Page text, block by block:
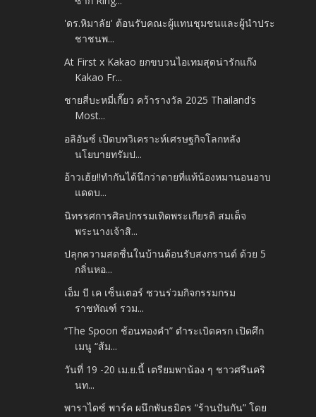
'ดร.หิมาลัย' ต้อนรับคณะผู้แทนชุมชนและผู้นำประ
ชาชนพ...
At First x Kakao ยกขบวนไอเทมสุดน่ารักแก๊ง
Kakao Fr...
ชายสี่บะหมี่เกี๊ยว คว้ารางวัล 2025 Thailand’s
Most...
อลิอันซ์ เปิดบทวิเคราะห์เศรษฐกิจโลกหลัง
นโยบายทรัมป...
อ้าวเฮ้ย!!ทำกันได้นึกว่าตายที่แท้น้องหมานอนอาบ
แดดบ...
นิทรรศการศิลปกรรมเทิดพระเกียรติ สมเด็จ
พระนางเจ้าสิ...
ปลุกความสดชื่นในบ้านต้อนรับสงกรานต์ ด้วย 5
กลิ่นหอ...
เอ็ม บี เค เซ็นเตอร์ ชวนร่วมกิจกรรมกรม
ราชทัณฑ์ รวม...
“The Spoon ช้อนทองคำ” ตำระเบิดครก เปิดศึก
เมนู “ส้ม...
วันที่ 19 -20 เม.ย.นี้ เตรียมพาน้อง ๆ ชาวศรีนคริ
นท...
พาราไดซ์ พาร์ค ผนึกพันธมิตร “ร้านปันกัน” โดย